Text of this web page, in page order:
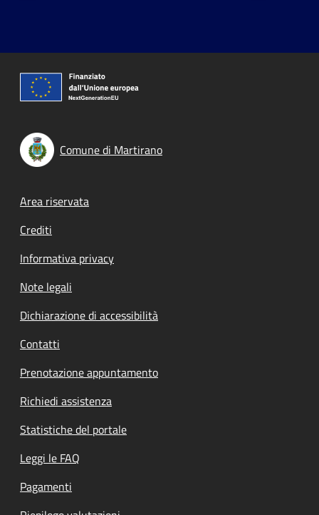
Comune di Martirano
Footer menu
Area riservata
Crediti
Informativa privacy
Note legali
Dichiarazione di accessibilità
Contatti
Prenotazione appuntamento
Richiedi assistenza
Statistiche del portale
Leggi le FAQ
Pagamenti